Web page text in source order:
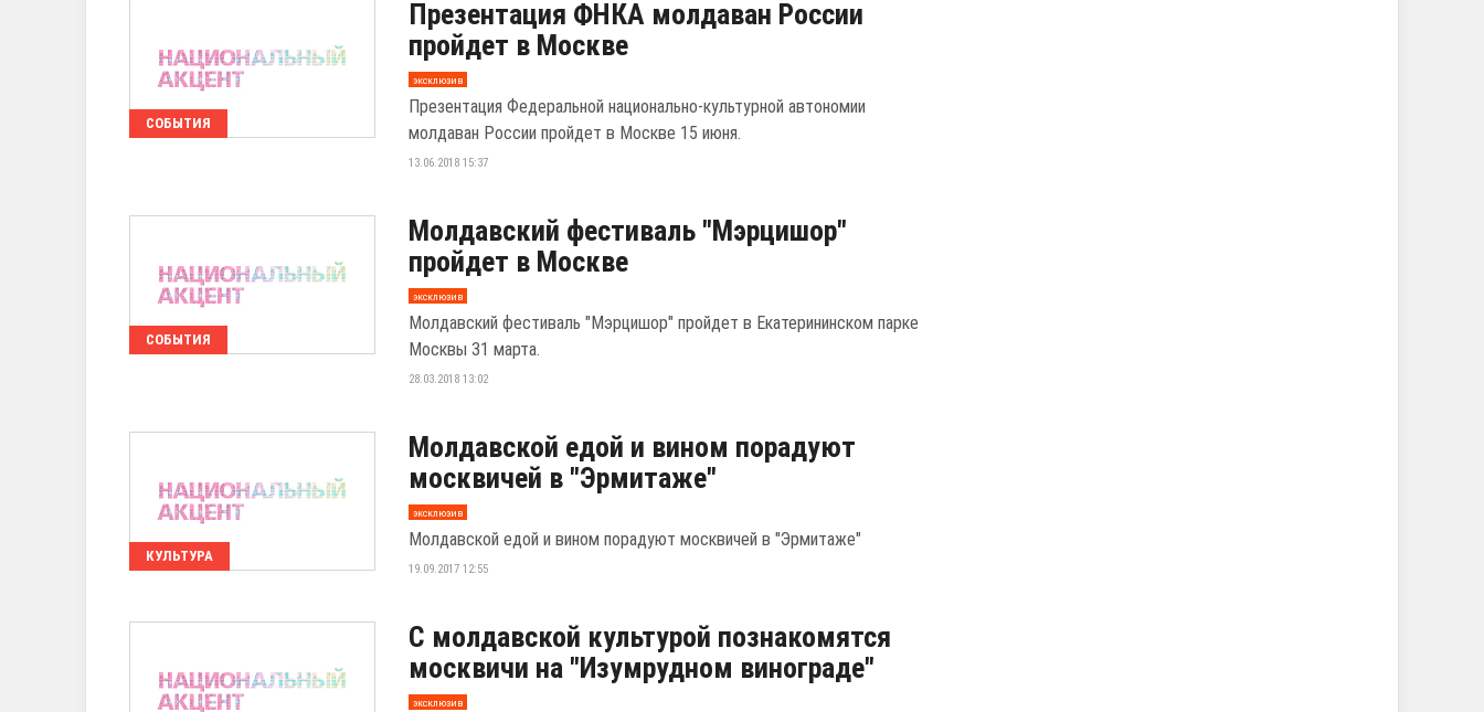
СОБЫТИЯ
Презентация ФНКА молдаван России
пройдет в Москве
эксклюзив
Презентация Федеральной национально-культурной автономии
молдаван России пройдет в Москве 15 июня.
13.06.2018 15:37
СОБЫТИЯ
Молдавский фестиваль "Мэрцишор"
пройдет в Москве
эксклюзив
Молдавский фестиваль "Мэрцишор" пройдет в Екатерининском парке
Москвы 31 марта.
28.03.2018 13:02
КУЛЬТУРА
Молдавской едой и вином порадуют
москвичей в "Эрмитаже"
эксклюзив
Молдавской едой и вином порадуют москвичей в "Эрмитаже"
19.09.2017 12:55
С молдавской культурой познакомятся
москвичи на "Изумрудном винограде"
эксклюзив